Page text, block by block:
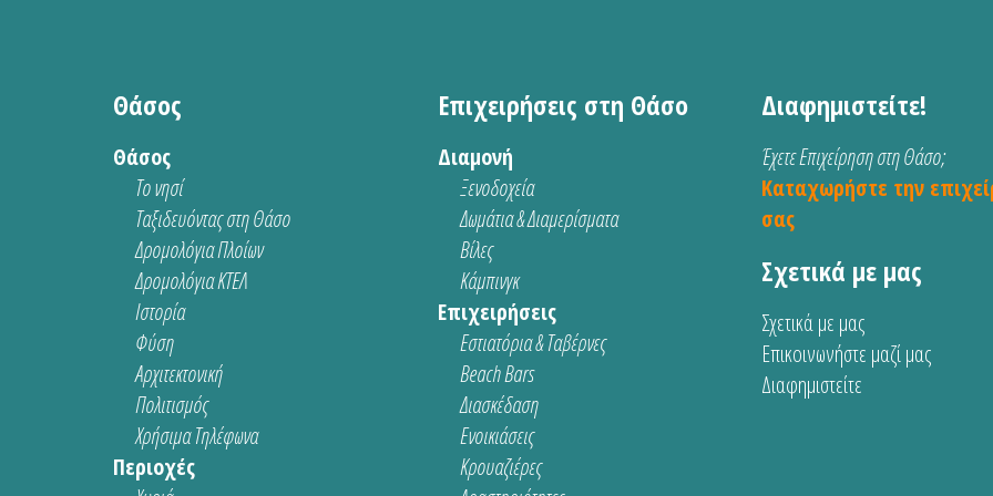
Θάσος
Θάσος
Το νησί
Ταξιδευόντας στη Θάσο
Δρομολόγια Πλοίων
Δρομολόγια ΚΤΕΛ
Ιστορία
Φύση
Αρχιτεκτονική
Πολιτισμός
Χρήσιμα Τηλέφωνα
Περιοχές
Επιχειρήσεις στη Θάσο
Διαμονή
Ξενοδοχεία
Δωμάτια & Διαμερίσματα
Βίλες
Κάμπινγκ
Επιχειρήσεις
Εστιατόρια & Ταβέρνες
Beach Bars
Διασκέδαση
Ενοικιάσεις
Κρουαζιέρες
Διαφημιστείτε!
Έχετε Επιχείρηση στη Θάσο;
Καταχωρήστε την
σας
Σχετικά με μας
Σχετικά με μας
Επικοινωνήστε μαζί μας
Διαφημιστείτε